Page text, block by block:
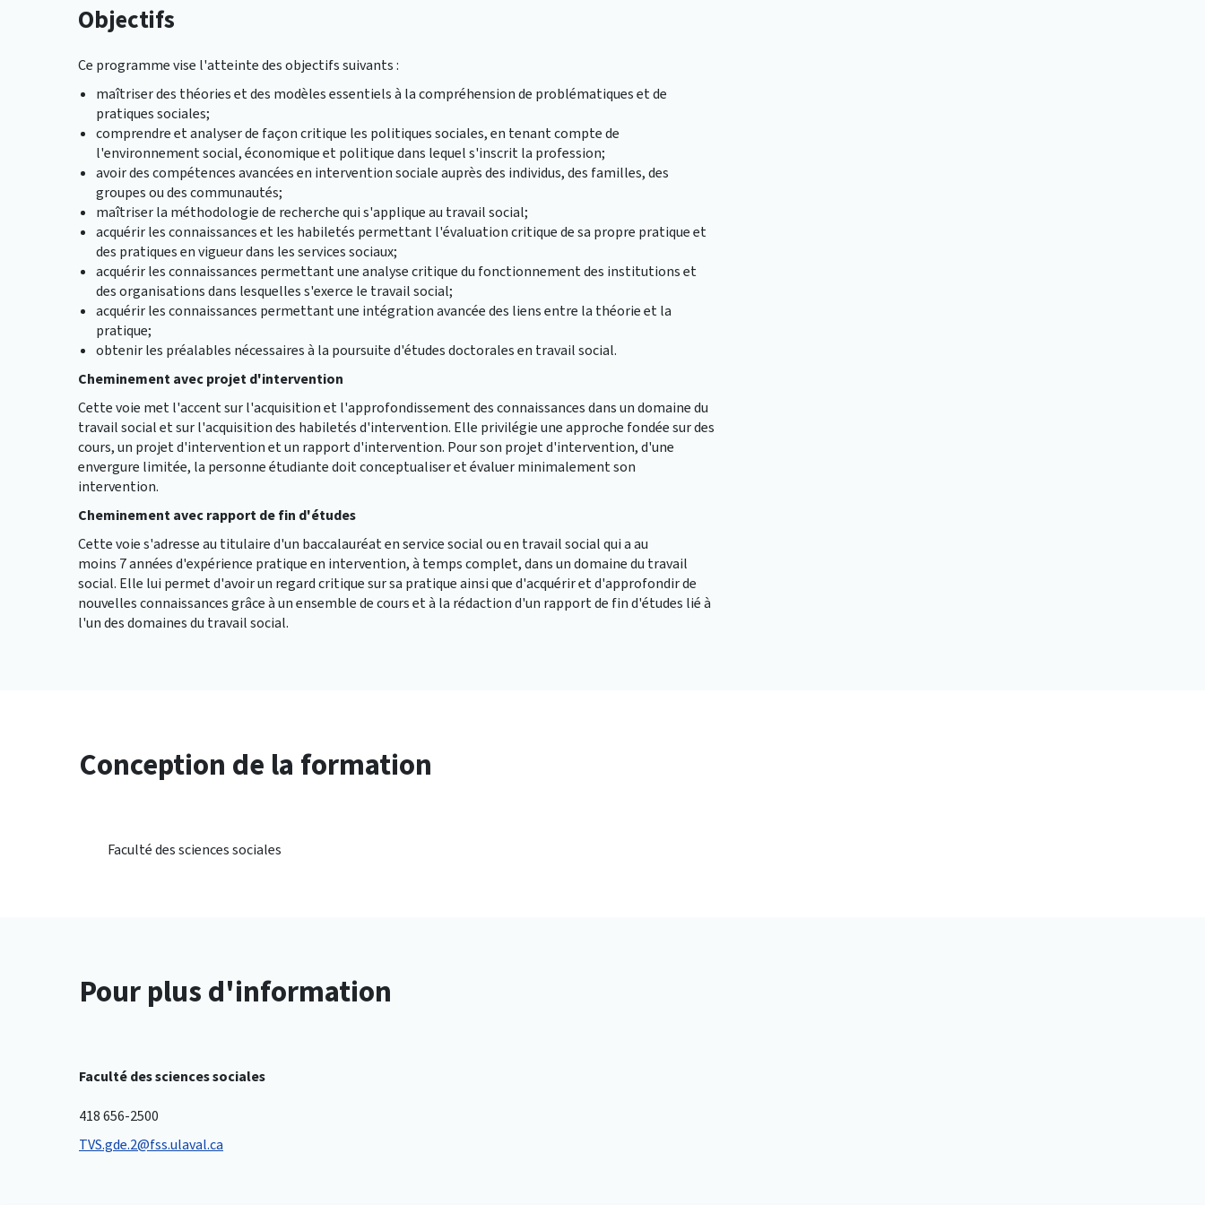
Objectifs
Ce programme vise l'atteinte des objectifs suivants :
maîtriser des théories et des modèles essentiels à la compréhension de problématiques et de
pratiques sociales;
comprendre et analyser de façon critique les politiques sociales, en tenant compte de
l'environnement social, économique et politique dans lequel s'inscrit la profession;
avoir des compétences avancées en intervention sociale auprès des individus, des familles, des
groupes ou des communautés;
maîtriser la méthodologie de recherche qui s'applique au travail social;
acquérir les connaissances et les habiletés permettant l'évaluation critique de sa propre pratique et
des pratiques en vigueur dans les services sociaux;
acquérir les connaissances permettant une analyse critique du fonctionnement des institutions et
des organisations dans lesquelles s'exerce le travail social;
acquérir les connaissances permettant une intégration avancée des liens entre la théorie et la
pratique;
obtenir les préalables nécessaires à la poursuite d'études doctorales en travail social.
Cheminement avec projet d'intervention
Cette voie met l'accent sur l'acquisition et l'approfondissement des connaissances dans un domaine du
travail social et sur l'acquisition des habiletés d'intervention. Elle privilégie une approche fondée sur des
cours, un projet d'intervention et un rapport d'intervention. Pour son projet d'intervention, d'une
envergure limitée, la personne étudiante doit conceptualiser et évaluer minimalement son
intervention.
Cheminement avec rapport de fin d'études
Cette voie s'adresse au titulaire d'un baccalauréat en service social ou en travail social qui a au
moins 7 années d'expérience pratique en intervention, à temps complet, dans un domaine du travail
social. Elle lui permet d'avoir un regard critique sur sa pratique ainsi que d'acquérir et d'approfondir de
nouvelles connaissances grâce à un ensemble de cours et à la rédaction d'un rapport de fin d'études lié à
l'un des domaines du travail social.
Conception de la formation
Faculté des sciences sociales
Pour plus d'information
Faculté des sciences sociales
418 656-2500
TVS.gde.2@fss.ulaval.ca